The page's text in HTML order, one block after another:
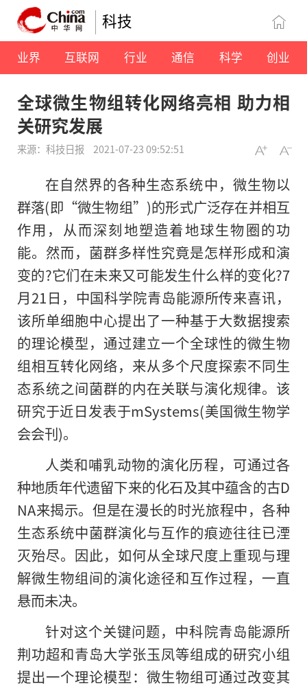
科技
业界 互联网 行业 通信 科学 创业
全球微生物组转化网络亮相 助力相
关研究发展
来源：科技日报 2021-07-23 09:52:51
在自然界的各种生态系统中，微生物以
群落(即“微生物组”)的形式广泛存在并相互
作用，从而深刻地塑造着地球生物圈的功
能。然而，菌群多样性究竟是怎样形成和演
变的?它们在未来又可能发生什么样的变化?7
月21日，中国科学院青岛能源所传来喜讯，
该所单细胞中心提出了一种基于大数据搜索
的理论模型，通过建立一个全球性的微生物
组相互转化网络，来从多个尺度探索不同生
态系统之间菌群的内在关联与演化规律。该
研究于近日发表于mSystems(美国微生物学
会会刊)。
人类和哺乳动物的演化历程，可通过各
种地质年代遗留下来的化石及其中蕴含的古D
NA来揭示。但是在漫长的时光旅程中，各种
生态系统中菌群演化与互作的痕迹往往已湮
灭殆尽。因此，如何从全球尺度上重现与理
解微生物组间的演化途径和互作过程，一直
悬而未决。
针对这个关键问题，中科院青岛能源所
荆功超和青岛大学张玉凤等组成的研究小组
提出一个理论模型：微生物组可通过改变其